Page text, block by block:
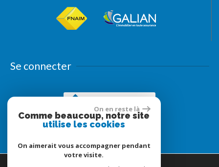
Se connecter
On en reste là
Comme beaucoup, notre site
utilise les cookies
On aimerait vous accompagner pendant
votre visite.